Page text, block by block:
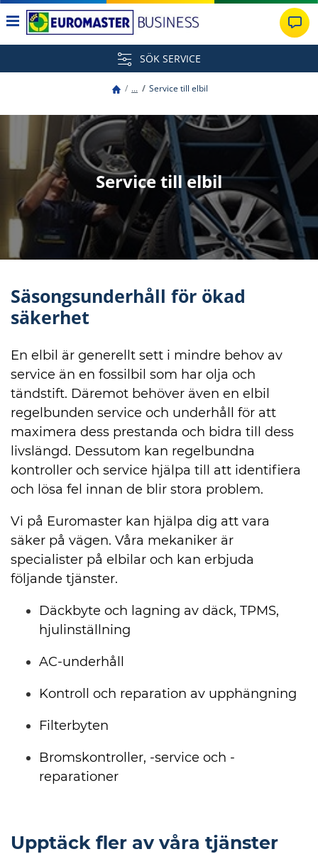
SÖK SERVICE
... Service till elbil
Service till elbil
Säsongsunderhåll för ökad
säkerhet
En elbil är generellt sett i mindre behov av
service än en fossilbil som har olja och
tändstift. Däremot behöver även en elbil
regelbunden service och underhåll för att
maximera dess prestanda och bidra till dess
livslängd. Dessutom kan regelbundna
kontroller och service hjälpa till att identifiera
och lösa fel innan de blir stora problem.
Vi på Euromaster kan hjälpa dig att vara
säker på vägen. Våra mekaniker är
specialister på elbilar och kan erbjuda
följande tjänster.
Däckbyte och lagning av däck, TPMS,
hjulinställning
AC-underhåll
Kontroll och reparation av upphängning
Filterbyten
Bromskontroller, -service och -
reparationer
Upptäck fler av våra tjänster